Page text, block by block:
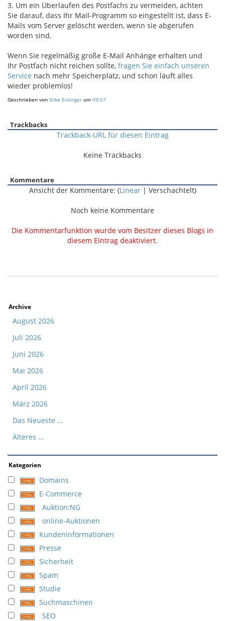
3. Um ein Überlaufen des Postfachs zu vermeiden, achten
Sie darauf, dass Ihr Mail-Programm so eingestellt ist, dass E-
Mails vom Server gelöscht werden, wenn sie abgerufen
worden sind.
Wenn Sie regelmäßig große E-Mail Anhänge erhalten und
Ihr Postfach nicht reichen sollte, fragen Sie einfach unseren
Service nach mehr Speicherplatz, und schon läuft alles
wieder problemlos!
Geschrieben von Silke Eckinger um 09:57
Trackbacks
Trackback-URL für diesen Eintrag
Keine Trackbacks
Kommentare
Ansicht der Kommentare: (Linear| Verschachtelt)
Noch keine Kommentare
Die Kommentarfunktion wurde vom Besitzer dieses Blogs in
diesem Eintrag deaktiviert.
Archive
August 2026
Juli 2026
Juni 2026
Mai 2026
April 2026
März 2026
Das Neueste ...
Älteres ...
Kategorien
Domains
E-Commerce
Auktion:NG
online-Auktionen
Kundeninformationen
Presse
Sicherheit
Spam
Studie
Suchmaschinen
SEO